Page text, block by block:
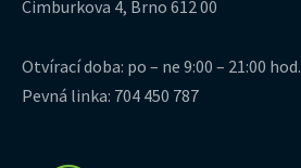
Cimburkova 4, Brno 612 00
Otvírací doba: po – ne 9:00 – 21:00 hod.
Pevná linka: 704 450 787